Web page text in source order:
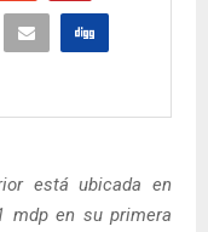
está ubicada en
mdp en su primera